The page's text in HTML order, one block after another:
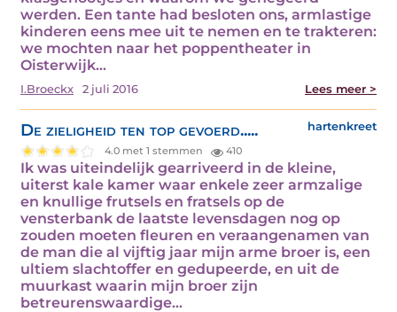
werden. Een tante had besloten ons, armlastige
kinderen eens mee uit te nemen en te trakteren:
we mochten naar het poppentheater in
Oisterwijk…
I.Broeckx 2 juli 2016 Lees meer >
De zieligheid ten top gevoerd..... hartenkreet
4.0 met 1 stemmen 410
Ik was uiteindelijk gearriveerd in de kleine,
uiterst kale kamer waar enkele zeer armzalige
en knullige frutsels en fratsels op de
vensterbank de laatste levensdagen nog op
zouden moeten fleuren en veraangenamen van
de man die al vijftig jaar mijn arme broer is, een
ultiem slachtoffer en gedupeerde, en uit de
muurkast waarin mijn broer zijn
betreurenswaardige…